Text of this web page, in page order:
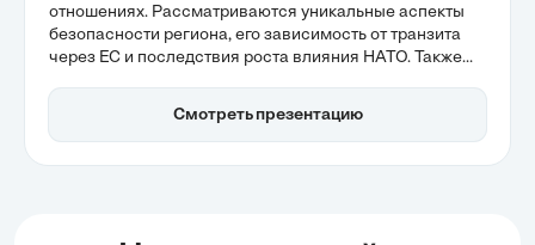
отношениях. Рассматриваются уникальные аспекты
безопасности региона, его зависимость от транзита
через ЕС и последствия роста влияния НАТО. Также
экономические связи, которые помогут укрепить
стабильность области в условиях изменяющейся
Смотреть презентацию